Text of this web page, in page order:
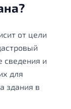
от цели
сведения и
для
здания в